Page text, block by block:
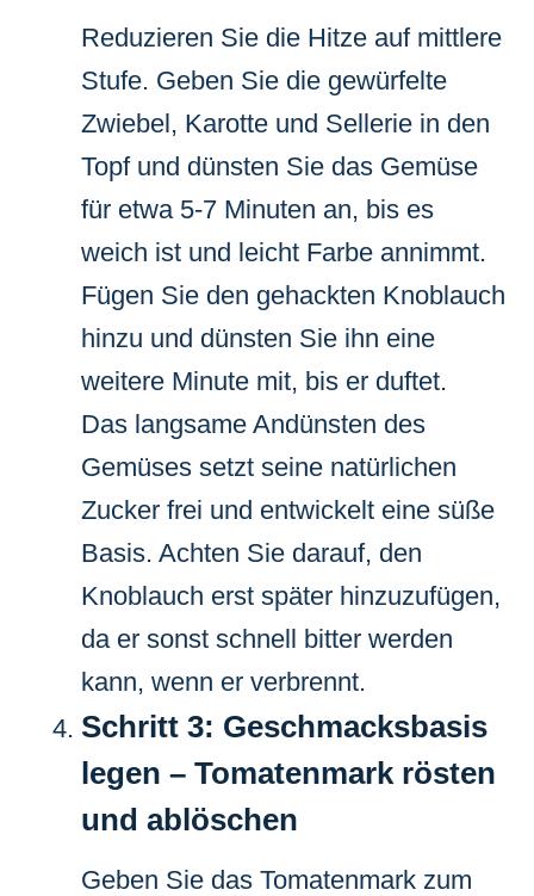
Reduzieren Sie die Hitze auf mittlere
Stufe. Geben Sie die gewürfelte
Zwiebel, Karotte und Sellerie in den
Topf und dünsten Sie das Gemüse
für etwa 5-7 Minuten an, bis es
weich ist und leicht Farbe annimmt.
Fügen Sie den gehackten Knoblauch
hinzu und dünsten Sie ihn eine
weitere Minute mit, bis er duftet.
Das langsame Andünsten des
Gemüses setzt seine natürlichen
Zucker frei und entwickelt eine süße
Basis. Achten Sie darauf, den
Knoblauch erst später hinzuzufügen,
da er sonst schnell bitter werden
kann, wenn er verbrennt.
Schritt 3: Geschmacksbasis
legen – Tomatenmark rösten
und ablöschen
Geben Sie das Tomatenmark zum